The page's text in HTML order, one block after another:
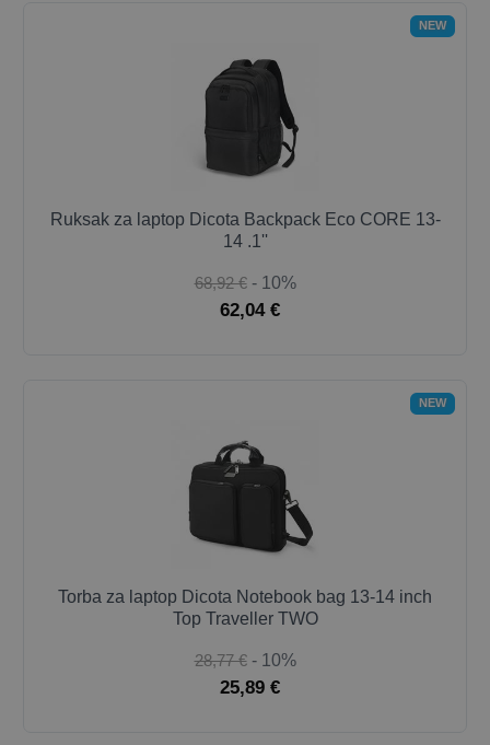
NEW
Ruksak za laptop Dicota Backpack Eco CORE 13-
14 .1''
68,92 € - 10%
62,04 €
NEW
Torba za laptop Dicota Notebook bag 13-14 inch
Top Traveller TWO
28,77 € - 10%
25,89 €